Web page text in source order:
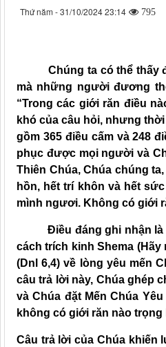
Thứ năm - 31/10/2024 23:14 795
Chúng ta có thể thấy
mà những người đương
“Trong các giới răn điều
khó của câu hỏi, nhưng
gồm 365 điều cấm và 248
phục được mọi người và
Thiên Chúa, Chúa chúng
hồn, hết trí khôn và hết
mình ngươi. Không có giới
Điều đáng ghi nhận là
cách trích kinh Shema
(Dnl 6,4) về lòng yêu mến
câu trả lời này, Chúa ghép
và Chúa đặt Mến Chúa
không có giới răn nào
Câu trả lời của Chúa khiến